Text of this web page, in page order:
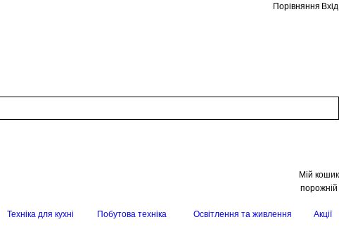
Порівняння Вхід
Мій кошик
порожній
Техніка для кухні Побутова техніка Освітлення та живлення Акції